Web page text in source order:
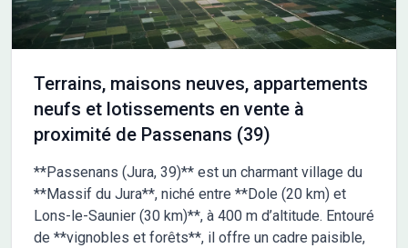
Terrains, maisons neuves, appartements
neufs et lotissements en vente à
proximité de Passenans (39)
**Passenans (Jura, 39)** est un charmant village du
**Massif du Jura**, niché entre **Dole (20 km) et
Lons-le-Saunier (30 km)**, à 400 m d’altitude. Entouré
de **vignobles et forêts**, il offre un cadre paisible,